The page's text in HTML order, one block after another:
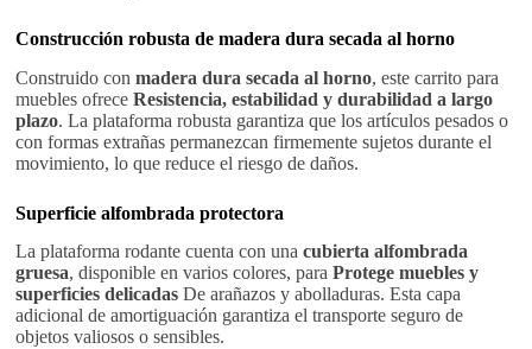
Construcción robusta de madera dura secada al horno
Construido conmadera dura secada al horno, este carrito para
muebles ofreceResistencia, estabilidad y durabilidad a largo
plazo. La plataforma robusta garantiza que los artículos pesados o
con formas extrañas permanezcan firmemente sujetos durante el
movimiento, lo que reduce el riesgo de daños.
Superficie alfombrada protectora
La plataforma rodante cuenta con unacubierta alfombrada
gruesa, disponible en varios colores, paraProtege muebles y
superficies delicadas De arañazos y abolladuras. Esta capa
adicional de amortiguación garantiza el transporte seguro de
objetos valiosos o sensibles.